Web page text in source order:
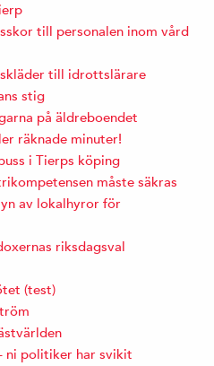
till personalen inom vård
till idrottslärare
stig
på äldreboendet
räknade minuter!
i Tierps köping
måste säkras
av lokalhyror för
riksdagsval
(test)
ni politiker har svikit